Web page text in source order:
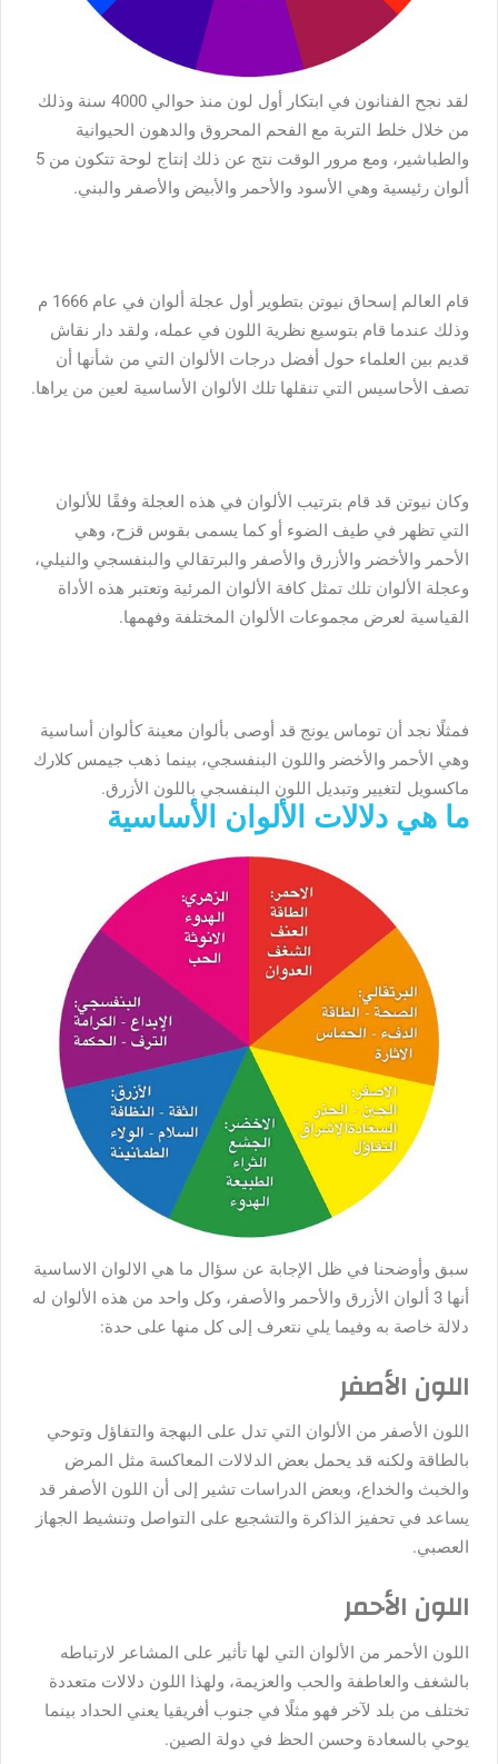
لقد نجح الفنانون في ابتكار أول لون منذ حوالي 4000 سنة وذلك
من خلال خلط التربة مع الفحم المحروق والدهون الحيوانية
والطباشير، ومع مرور الوقت نتج عن ذلك إنتاج لوحة تتكون من 5
ألوان رئيسية وهي الأسود والأحمر والأبيض والأصفر والبني.
قام العالم إسحاق نيوتن بتطوير أول عجلة ألوان في عام 1666 م
وذلك عندما قام بتوسيع نظرية اللون في عمله، ولقد دار نقاش
قديم بين العلماء حول أفضل درجات الألوان التي من شأنها أن
تصف الأحاسيس التي تنقلها تلك الألوان الأساسية لعين من يراها.
وكان نيوتن قد قام بترتيب الألوان في هذه العجلة وفقًا للألوان
التي تظهر في طيف الضوء أو كما يسمى بقوس قزح، وهي
الأحمر والأخضر والأزرق والأصفر والبرتقالي والبنفسجي والنيلي،
وعجلة الألوان تلك تمثل كافة الألوان المرئية وتعتبر هذه الأداة
القياسية لعرض مجموعات الألوان المختلفة وفهمها.
فمثلًا نجد أن توماس يونج قد أوصى بألوان معينة كألوان أساسية
وهي الأحمر والأخضر واللون البنفسجي، بينما ذهب جيمس كلارك
ماكسويل لتغيير وتبديل اللون البنفسجي باللون الأزرق.
ما هي دلالات الألوان الأساسية
سبق وأوضحنا في ظل الإجابة عن سؤال ما هي الالوان الاساسية
أنها 3 ألوان الأزرق والأحمر والأصفر، وكل واحد من هذه الألوان له
دلالة خاصة به وفيما يلي نتعرف إلى كل منها على حدة:
اللون الأصفر
اللون الأصفر من الألوان التي تدل على البهجة والتفاؤل وتوحي
بالطاقة ولكنه قد يحمل بعض الدلالات المعاكسة مثل المرض
والخبث والخداع، وبعض الدراسات تشير إلى أن اللون الأصفر قد
يساعد في تحفيز الذاكرة والتشجيع على التواصل وتنشيط الجهاز
العصبي.
اللون الأحمر
اللون الأحمر من الألوان التي لها تأثير على المشاعر لارتباطه
بالشغف والعاطفة والحب والعزيمة، ولهذا اللون دلالات متعددة
تختلف من بلد لآخر فهو مثلًا في جنوب أفريقيا يعني الحداد بينما
يوحي بالسعادة وحسن الحظ في دولة الصين.